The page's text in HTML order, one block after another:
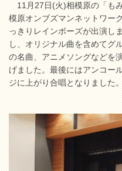
11月27日(火)相模原の「も
模原オンブズマンネットワー
っきりレインボーズが出演し
し、オリジナル曲を含めてグ
の名曲、アニメソングなどを
げました。最後にはアンコー
ジに上がり合唱となりました